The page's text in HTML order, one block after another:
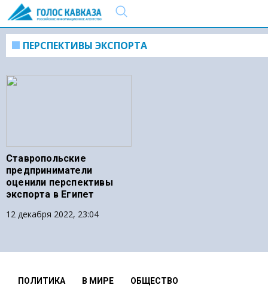
ПЕРСПЕКТИВЫ ЭКСПОРТА
Ставропольские
предприниматели
оценили перспективы
экспорта в Египет
12 декабря 2022, 23:04
ПОЛИТИКА В МИРЕ ОБЩЕСТВО